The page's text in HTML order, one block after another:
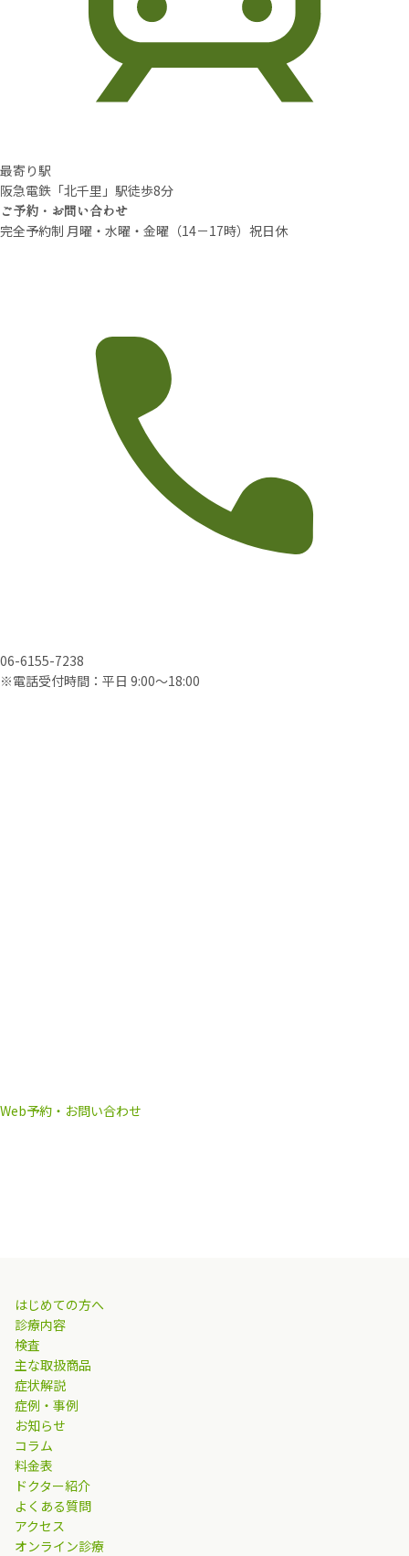
最寄り駅
阪急電鉄「北千里」駅徒歩8分
ご予約・お問い合わせ
完全予約制 月曜・水曜・金曜（14－17時）祝日休
06-6155-7238
※電話受付時間：平日 9:00〜18:00
Web予約・お問い合わせ
はじめての方へ
診療内容
検査
主な取扱商品
症状解説
症例・事例
お知らせ
コラム
料金表
ドクター紹介
よくある質問
アクセス
オンライン診療